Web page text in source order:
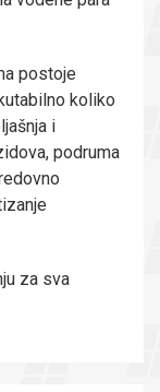
postoje
koliko
i
podruma
za sva